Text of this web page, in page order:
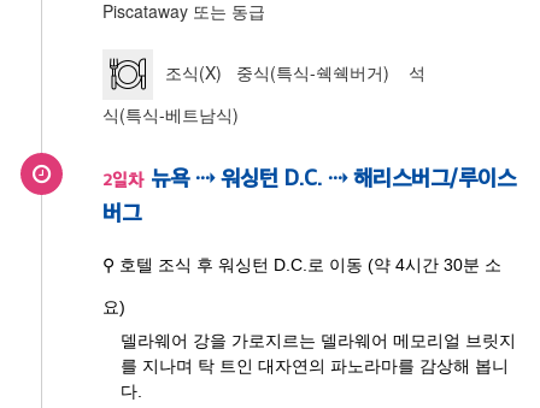
Piscataway 또는 동급
조식(X) 중식(특식-쉑쉑버거) 석
식(특식-베트남식)
2일차 뉴욕 ⇢ 워싱턴 D.C. ⇢ 해리스버그/루이스
버그
⚲ 호텔 조식 후 워싱턴 D.C.로 이동 (약 4시간 30분 소
요)
델라웨어 강을 가로지르는 델라웨어 메모리얼 브릿지
를 지나며 탁 트인 대자연의 파노라마를 감상해 봅니
다.